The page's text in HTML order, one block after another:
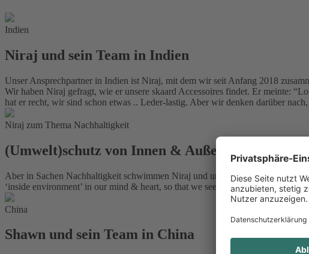
Indien
Niraj und sein Team in Indien
Unser Ansprechpartner in Indien ist Niraj, mit dem wir seit Anfang 2018
Wir haben Niraj gefragt, wie er unsere skaard Accessoires findet. Er meinte:
hat er recht, wir sind schon etwas .. Leder-lastig. Aber wir denken darüber
Niraj zum Thema Nachhaltigkeit
(Umwelt)schutz von Innen & Außen
Aber in Sachen Nachhaltigkeit schwimmen Niraj und unser skaard Team voll
‘inside environment’ in our mind & heart, so that we see the earth as a perfect
China
Shawn und sein Team in China